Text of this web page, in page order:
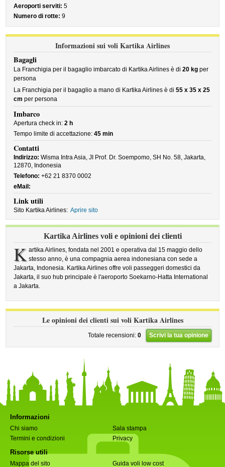
Aeroporti serviti: 5
Numero di rotte: 9
Informazioni sui voli Kartika Airlines
Bagagli
La Franchigia per il bagaglio imbarcato di Kartika Airlines è di20 kg per
persona
La Franchigia per il bagaglio a mano di Kartika Airlines è di55 x 35 x 25
cm per persona
Imbarco
Apertura check in:2 h
Tempo limite di accettazione:45 min
Contatti
Indirizzo: Wisma Intra Asia, JI Prof. Dr. Soempomo, SH No. 58, Jakarta,
12870, Indonesia
Telefono: +62 21 8370 0002
eMail:
Link utili
Sito Kartika Airlines: Aprire sito
Kartika Airlines voli e opinioni dei clienti
K artika Airlines, fondata nel 2001 e operativa dal 15 maggio dello
stesso anno, è una compagnia aerea indonesiana con sede a
Jakarta, Indonesia. Kartika Airlines offre voli passeggeri domestici da
Jakarta, il suo hub principale è l'aeroporto Soekarno-Hatta International
a Jakarta.
Le opinioni dei clienti sui voli Kartika Airlines
Totale recensioni: 0 Scrivi la tua opinione
Informazioni
Chi siamo
Sala stampa
Termini e condizioni
Privacy
Risorse utili
Mappa del sito Guida voli low cost